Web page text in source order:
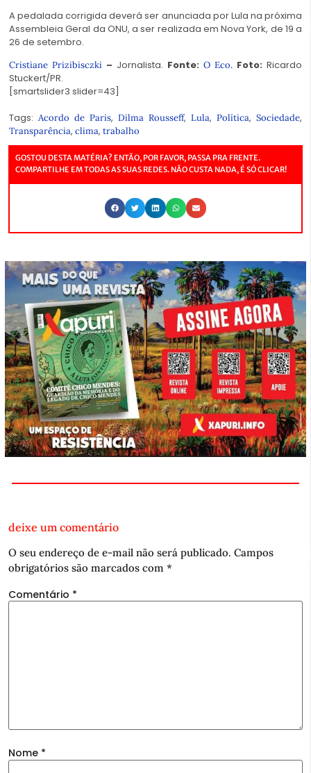
A pedalada corrigida deverá ser anunciada por Lula na próxima
Assembleia Geral da ONU, a ser realizada em Nova York, de 19 a
26 de setembro.
Cristiane Prizibisczki – Jornalista. Fonte: O Eco. Foto: Ricardo
Stuckert/PR.
[smartslider3 slider=43]
Tags: Acordo de Paris, Dilma Rousseff, Lula, Política, Sociedade,
Transparência, clima, trabalho
GOSTOU DESTA MATÉRIA? ENTÃO, POR FAVOR, PASSA PRA FRENTE.
COMPARTILHE EM TODAS AS SUAS REDES. NÃO CUSTA NADA, É SÓ CLICAR!
deixe um comentário
O seu endereço de e-mail não será publicado. Campos
obrigatórios são marcados com *
Comentário *
Nome *